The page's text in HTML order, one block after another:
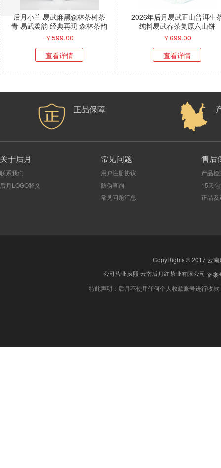
茶大小树茶曼松
片区
699.00
详情
蜜兰经典拼配景迈山易武德宏三
大产区 4年陈化
399.00
查看详情
【售
刮
正品保障
关于后月
联系我们
后月LOGO释义
常见问题
用户注册协议
防伪查询
常见问题汇总
售后
产品检
15天
正品及
CopyRights © 2017 云南
公司营业执照 云南后月红茶业有限公司 备案
特此声明：后月不使用任何个人收款账号进行收